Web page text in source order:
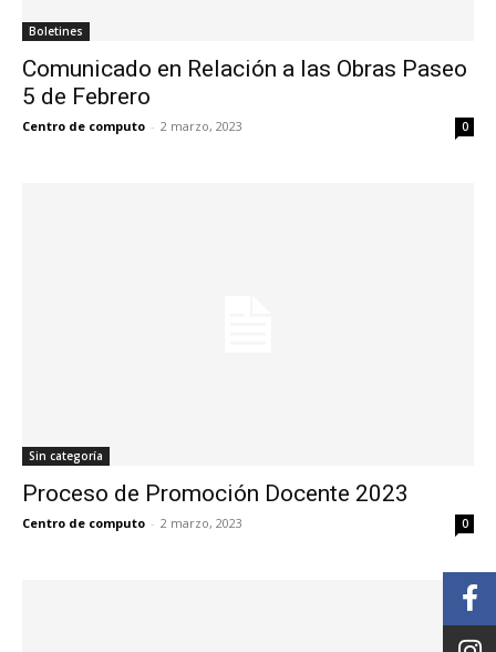
Boletines
Comunicado en Relación a las Obras Paseo
5 de Febrero
Centro de computo - 2 marzo, 2023 0
Sin categoría
Proceso de Promoción Docente 2023
Centro de computo - 2 marzo, 2023 0